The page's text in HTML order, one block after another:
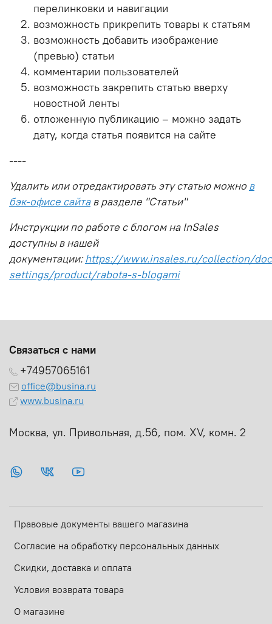
перелинковки и навигации
возможность прикрепить товары к статьям
возможность добавить изображение
(превью) статьи
комментарии пользователей
возможность закрепить статью вверху
новостной ленты
отложенную публикацию – можно задать
дату, когда статья появится на сайте
----
Удалить или отредактировать эту статью можно в
бэк-офисе сайтав разделе "Статьи"
Инструкции по работе с блогом на InSales
доступны в нашей
документации:https://www.insales.ru/collection/
settings/product/rabota-s-blogami
Правовые документы вашего магазина
Согласие на обработку персональных данных
Скидки, доставка и оплата
Условия возврата товара
О магазине
Связаться с нами
+74957065161
office@busina.ru
www.busina.ru
Москва, ул. Привольная, д.56, пом. ХV, комн. 2